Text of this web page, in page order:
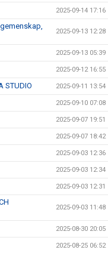
2025-09-14 17:16
2025-09-13 12:28
2025-09-13 05:39
2025-09-12 16:55
STUDIO 2025-09-11 13:54
2025-09-10 07:08
2025-09-07 19:51
2025-09-07 18:42
2025-09-03 12:36
2025-09-03 12:34
2025-09-03 12:31
2025-09-03 11:48
2025-08-30 20:05
2025-08-25 06:52